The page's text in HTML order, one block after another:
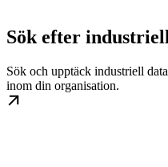
Sök efter
Sök och upptäck industriell
inom din organisation.